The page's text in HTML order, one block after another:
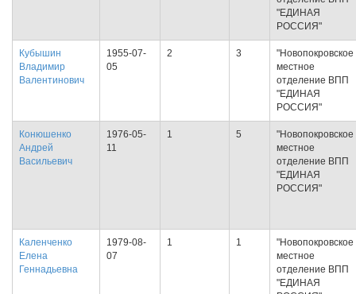
"ЕДИНАЯ
РОССИЯ"
Кубышин
Владимир
Валентинович
1955-07-
05
2 3
"Новопокровское
местное
отделение ВПП
"ЕДИНАЯ
РОССИЯ"
Конюшенко
Андрей
Васильевич
1976-05-
11
1 5
"Новопокровское
местное
отделение ВПП
"ЕДИНАЯ
РОССИЯ"
Каленченко
Елена
Геннадьевна
1979-08-
07
1 1
"Новопокровское
местное
отделение ВПП
"ЕДИНАЯ